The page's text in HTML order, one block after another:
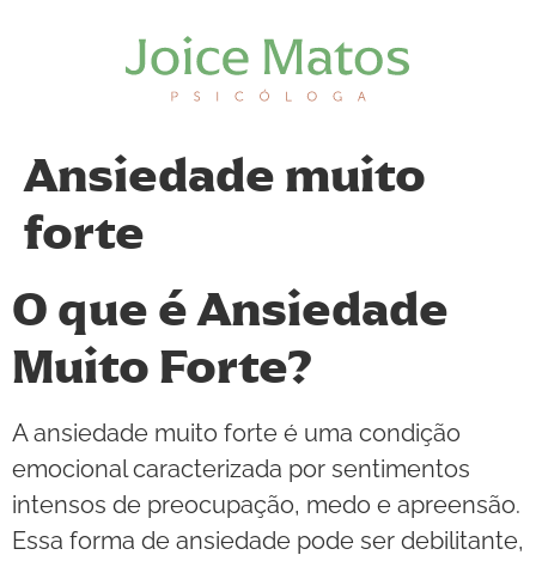
Ansiedade muito
forte
O que é Ansiedade
Muito Forte?
A ansiedade muito forte é uma condição
emocional caracterizada por sentimentos
intensos de preocupação, medo e apreensão.
Essa forma de ansiedade pode ser debilitante,